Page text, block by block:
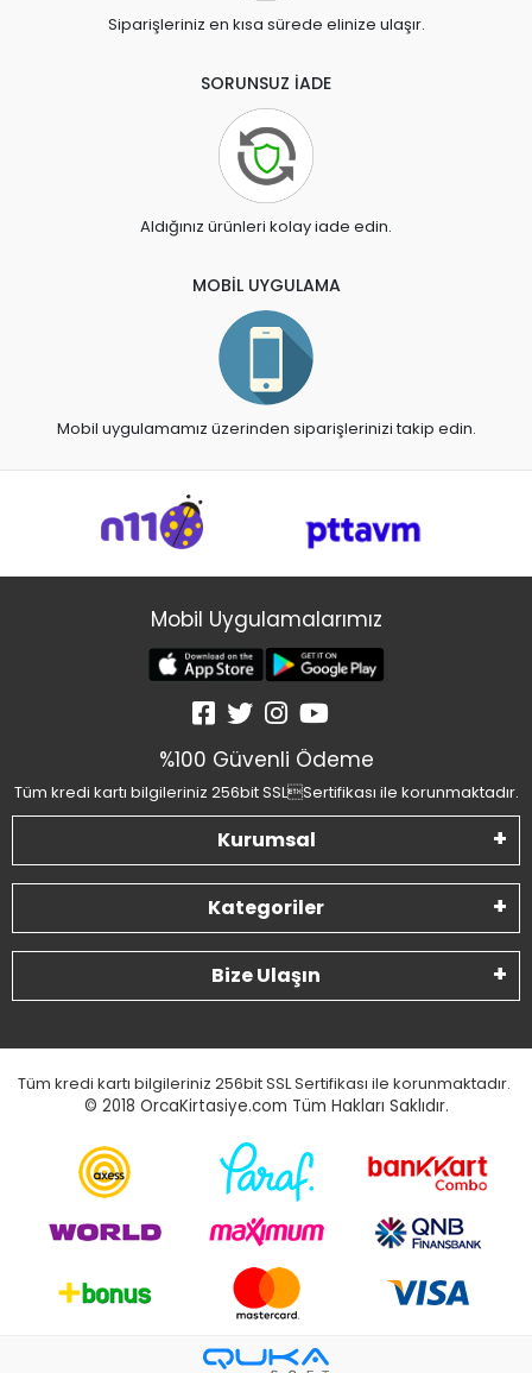
Siparişleriniz en kısa sürede elinize ulaşır.
SORUNSUZ İADE
Aldığınız ürünleri kolay iade edin.
MOBİL UYGULAMA
Mobil uygulamamız üzerinden siparişlerinizi takip edin.
Mobil Uygulamalarımız
%100 Güvenli Ödeme
Tüm kredi kartı bilgileriniz 256bit SSLSertifikası ile korunmaktadır.
Kurumsal
Kategoriler
Bize Ulaşın
Tüm kredi kartı bilgileriniz 256bit SSL Sertifikası ile korunmaktadır.
© 2018 OrcaKirtasiye.com Tüm Hakları Saklıdır.